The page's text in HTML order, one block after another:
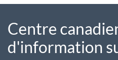
Centre
d'information